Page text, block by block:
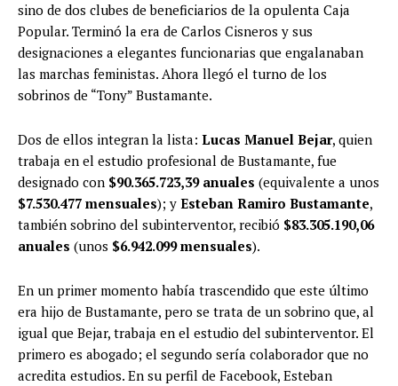
sino de dos clubes de beneficiarios de la opulenta Caja
Popular. Terminó la era de Carlos Cisneros y sus
designaciones a elegantes funcionarias que engalanaban
las marchas feministas. Ahora llegó el turno de los
sobrinos de “Tony” Bustamante.
Dos de ellos integran la lista: Lucas Manuel Bejar, quien
trabaja en el estudio profesional de Bustamante, fue
designado con $90.365.723,39 anuales (equivalente a unos
$7.530.477 mensuales); y Esteban Ramiro Bustamante,
también sobrino del subinterventor, recibió $83.305.190,06
anuales (unos $6.942.099 mensuales).
En un primer momento había trascendido que este último
era hijo de Bustamante, pero se trata de un sobrino que, al
igual que Bejar, trabaja en el estudio del subinterventor. El
primero es abogado; el segundo sería colaborador que no
acredita estudios. En su perfil de Facebook, Esteban